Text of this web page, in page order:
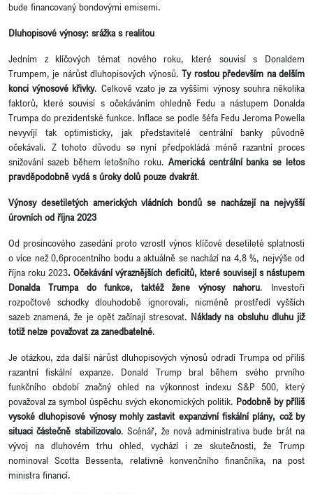
bude financovaný bondovými emisemi.
Dluhopisové výnosy: srážka s realitou
Jedním z klíčových témat nového roku, které souvisí s Donaldem
Trumpem, je nárůst dluhopisových výnosů.Ty rostou především na delším
konci výnosové křivky. Celkově vzato je za vyššími výnosy souhra několika
faktorů, které souvisí s očekáváním ohledně Fedu a nástupem Donalda
Trumpa do prezidentské funkce. Inflace se podle šéfa Fedu Jeroma Powella
nevyvíjí tak optimisticky, jak představitelé centrální banky původně
očekávali. Z tohoto důvodu se nyní předpokládá méně razantní proces
snižování sazeb během letošního roku. Americká centrální banka se letos
pravděpodobně vydá s úroky dolů pouze dvakrát.
Výnosy desetiletých amerických vládních bondů se nacházejí na nejvyšší
úrovních od října 2023
Od prosincového zasedání proto vzrostl výnos klíčové desetileté splatnosti
o více než 0,6procentního bodu a aktuálně se nachází na 4,8 %, nejvýše od
října roku 2023. Očekávání výraznějších deficitů, které souvisejí s nástupem
Donalda Trumpa do funkce, taktéž žene výnosy nahoru. Investoři
rozpočtové schodky dlouhodobě ignorovali, nicméně prostředí vyšších
sazeb znamená, že je opět začínají stresovat. Náklady na obsluhu dluhu již
totiž nelze považovat za zanedbatelné.
Je otázkou, zda další nárůst dluhopisových výnosů odradí Trumpa od příliš
razantní fiskální expanze. Donald Trump bral během svého prvního
funkčního období značný ohled na výkonnost indexu S&P 500, který
považoval za symbol úspěchu svých ekonomických politik. Podobně by příliš
vysoké dluhopisové výnosy mohly zastavit expanzivní fiskální plány, což by
situaci částečně stabilizovalo. Scénář, že nová administrativa bude brát na
vývoj na dluhovém trhu ohled, vychází i ze skutečnosti, že Trump
nominoval Scotta Bessenta, relativně konvenčního finančníka, na post
ministra financí.